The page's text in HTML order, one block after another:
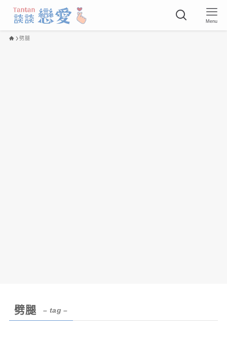
Menu
劈腿
劈腿 – tag –